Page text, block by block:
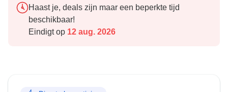
Haast je, deals zijn maar een beperkte tijd
beschikbaar!
Eindigt op 12 aug. 2026